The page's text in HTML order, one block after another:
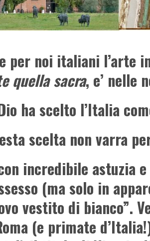
per noi italiani l’arte
quella sacra, e’ nelle
ha scelto l’Italia
scelta non varra
incredibile astuzia e
(ma solo in
vestito di bianco”.
(e primate